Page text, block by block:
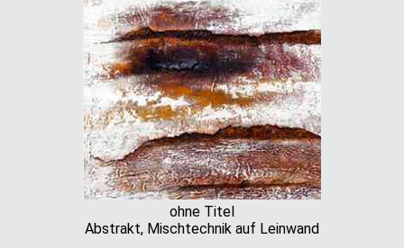
ohne Titel
Abstrakt, Mischtechnik auf Leinwand